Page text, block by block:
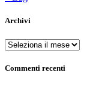
Archivi
Archivi
Commenti recenti